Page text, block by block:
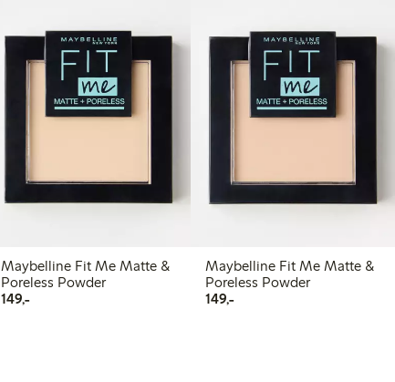
Maybelline Fit Me Matte &
Poreless Powder
149,-149,00 kr
Maybelline Fit Me Matte &
Poreless Powder
149,-149,00 kr